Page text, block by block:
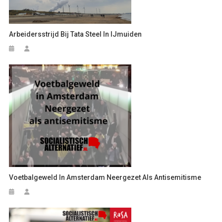
Arbeidersstrijd Bij Tata Steel In IJmuiden
Voetbalgeweld In Amsterdam Neergezet Als Antisemitisme